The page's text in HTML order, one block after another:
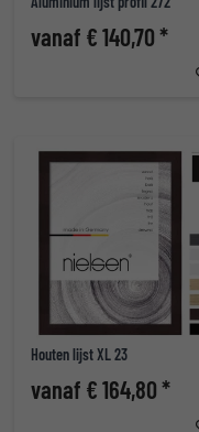
vanaf € 140,70 *
Houten lijst XL 23
vanaf € 164,80 *